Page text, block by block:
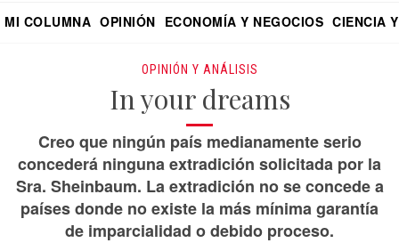
MI COLUMNA OPINIÓN ECONOMÍA Y NEGOCIOS CIENCIA
OPINIÓN Y ANÁLISIS
In your dreams
Creo que ningún país medianamente serio
concederá ninguna extradición solicitada por la
Sra. Sheinbaum. La extradición no se concede a
países donde no existe la más mínima garantía
de imparcialidad o debido proceso.